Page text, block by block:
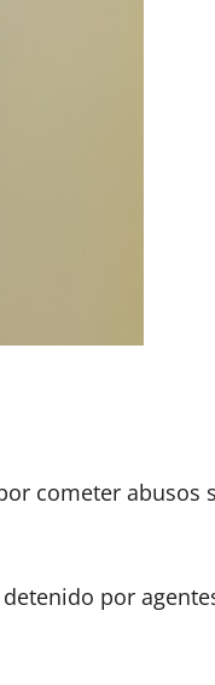
cometer abusos
por